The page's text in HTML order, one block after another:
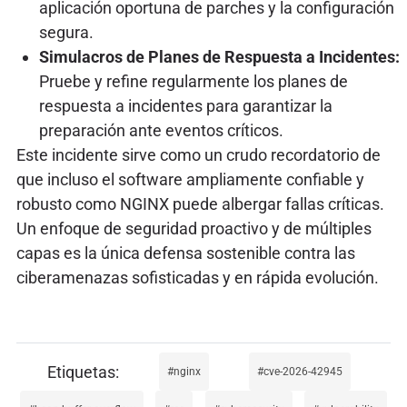
aplicación oportuna de parches y la configuración
segura.
Simulacros de Planes de Respuesta a Incidentes:
Pruebe y refine regularmente los planes de
respuesta a incidentes para garantizar la
preparación ante eventos críticos.
Este incidente sirve como un crudo recordatorio de
que incluso el software ampliamente confiable y
robusto como NGINX puede albergar fallas críticas.
Un enfoque de seguridad proactivo y de múltiples
capas es la única defensa sostenible contra las
ciberamenazas sofisticadas y en rápida evolución.
nginx cve-2026-42945